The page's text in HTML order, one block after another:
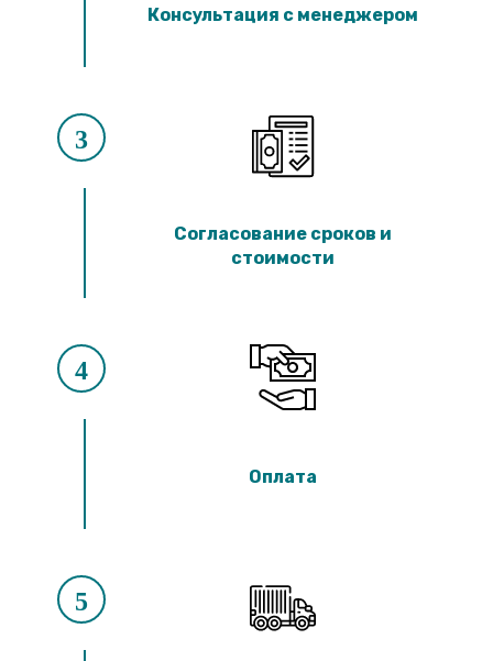
Консультация с менеджером
3
Согласование сроков и
стоимости
4
Оплата
5